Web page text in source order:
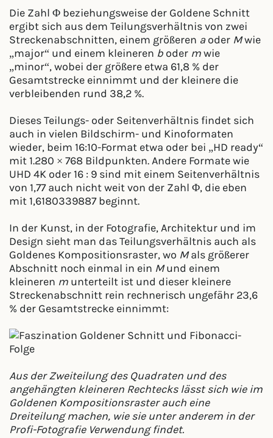
Die Zahl Φ beziehungsweise der Goldene Schnitt
ergibt sich aus dem Teilungsverhältnis von zwei
Streckenabschnitten, einem größeren a oder Mwie
„major“ und einem kleineren b oder mwie
„minor“, wobei der größere etwa 61,8 % der
Gesamtstrecke einnimmt und der kleinere die
verbleibenden rund 38,2 %.
Dieses Teilungs- oder Seitenverhältnis findet sich
auch in vielen Bildschirm- und Kinoformaten
wieder, beim 16:10-Format etwa oder bei „HD ready“
mit 1.280 × 768 Bildpunkten. Andere Formate wie
UHD 4K oder 16 : 9 sind mit einem Seitenverhältnis
von 1,77 auch nicht weit von der Zahl Φ, die eben
mit 1,6180339887 beginnt.
In der Kunst, in der Fotografie, Architektur und im
Design sieht man das Teilungsverhältnis auch als
Goldenes Kompositionsraster, wo Mals größerer
Abschnitt noch einmal in ein Mund einem
kleineren m unterteilt ist und dieser kleinere
Streckenabschnitt rein rechnerisch ungefähr 23,6
% der Gesamtstrecke einnimmt:
Aus der Zweiteilung des Quadraten und des
angehängten kleineren Rechtecks lässt sich wie im
Goldenen Kompositionsraster auch eine
Dreiteilung machen, wie sie unter anderem in der
Profi-Fotografie Verwendung findet.